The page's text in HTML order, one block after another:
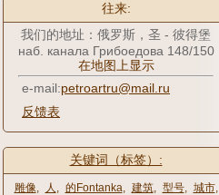
往来:
我们的地址：俄罗斯，圣 - 彼得堡
наб. канала Грибоедова 148/150
在地图上显示
e-mail:petroartru@mail.ru
反馈表
关键词（标签）:
雕像, 人 , 的Fontanka, 建筑, 型号, 城市,